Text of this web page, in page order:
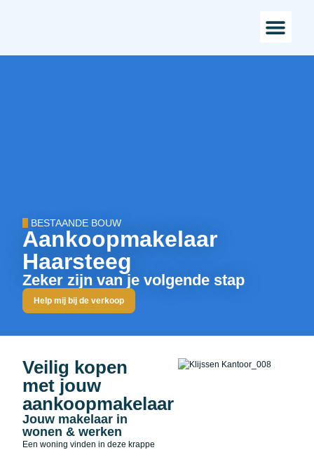
BESTAANDE BOUW
Aankoopmakelaar
Haarsteeg
Zeker zijn van je volgende stap
Help mij bij de verkoop
Veilig kopen
met jouw
aankoopmakelaar
Jouw makelaar in
wonen & werken
Een woning vinden in deze krappe